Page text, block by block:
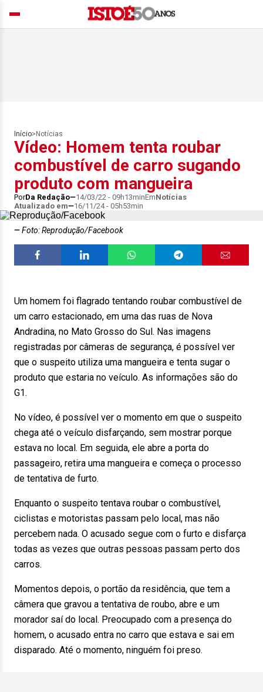
Início> Notícias
Vídeo: Homem tenta roubar
combustível de carro sugando
produto com mangueira
PorDa Redação 14/03/22 - 09h13minEmNotícias
Atualizado em
16/11/24 - 05h53min
Foto: Reprodução/Facebook
Um homem foi flagrado tentando roubar combustível de
um carro estacionado, em uma das ruas de Nova
Andradina, no Mato Grosso do Sul. Nas imagens
registradas por câmeras de segurança, é possível ver
que o suspeito utiliza uma mangueira e tenta sugar o
produto que estaria no veículo. As informações são do
G1.
No vídeo, é possível ver o momento em que o suspeito
chega até o veículo disfarçando, sem mostrar porque
estava no local. Em seguida, ele abre a porta do
passageiro, retira uma mangueira e começa o processo
de tentativa de furto.
Enquanto o suspeito tentava roubar o combustível,
ciclistas e motoristas passam pelo local, mas não
percebem nada. O acusado segue com o furto e disfarça
todas as vezes que outras pessoas passam perto dos
carros.
Momentos depois, o portão da residência, que tem a
câmera que gravou a tentativa de roubo, abre e um
morador saí do local. Preocupado com a presença do
homem, o acusado entra no carro que estava e sai em
disparado. Até o momento, ninguém foi preso.